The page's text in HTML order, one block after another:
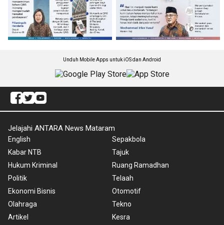
Unduh Mobile Apps untuk iOS dan Android
Jelajahi ANTARA News Mataram
English
Kabar NTB
Hukum Kriminal
Politik
Ekonomi Bisnis
Olahraga
Artikel
Sepakbola
Tajuk
Ruang Ramadhan
Telaah
Otomotif
Tekno
Kesra